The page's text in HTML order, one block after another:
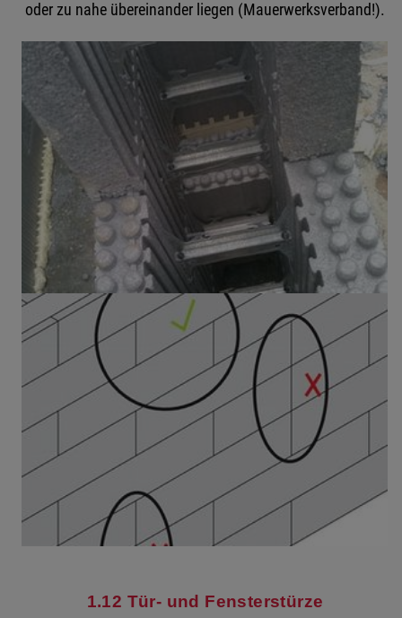
oder zu nahe übereinander liegen (Mauerwerksverband!).
1.12 Tür- und Fensterstürze